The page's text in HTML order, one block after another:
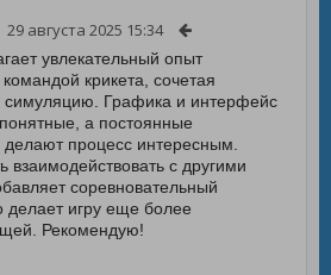
29 августа 2025 15:34
увлекательный опыт
крикета, сочетая
симуляцию. Графика и интерфейс
а постоянные
процесс интересным.
взаимодействовать с другими
соревновательный
делает игру еще более
Рекомендую!